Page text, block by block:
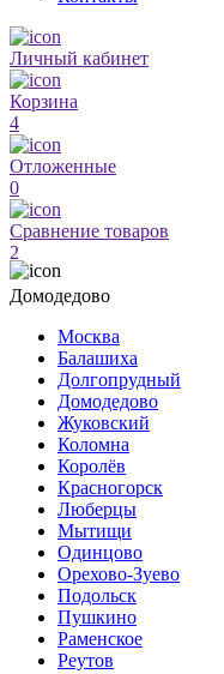
Личный кабинет
Корзина
4
Отложенные
0
Сравнение товаров
2
Домодедово
Москва
Балашиха
Долгопрудный
Домодедово
Жуковский
Коломна
Королёв
Красногорск
Люберцы
Мытищи
Одинцово
Орехово-Зуево
Подольск
Пушкино
Раменское
Реутов